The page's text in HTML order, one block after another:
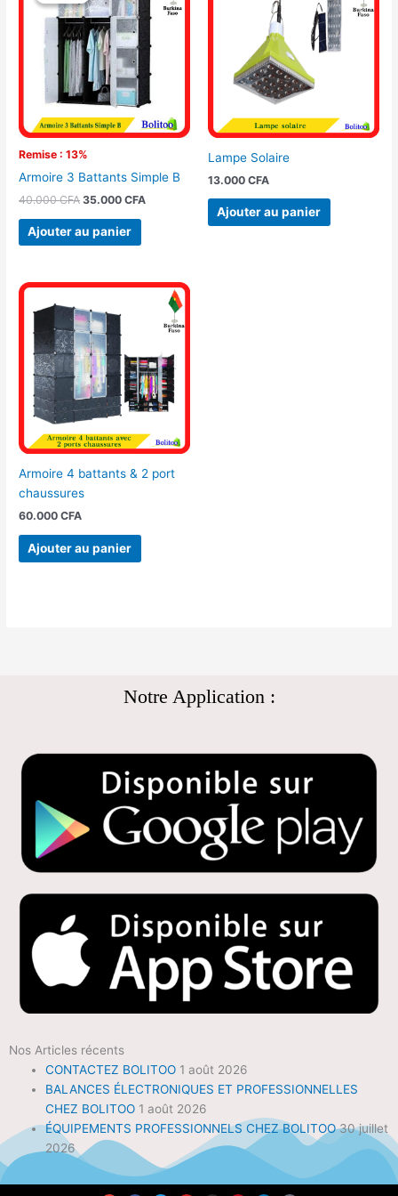
Remise : 13%
Armoire 3 Battants Simple B
40.000CFA
était :
40.000 CFA.
35.000CFA
est :
Ajouter au panier
Lampe Solaire
13.000 CFA
Ajouter au panier
Armoire 4 battants & 2 port
chaussures
60.000CFA
Ajouter au panier
Notre Application :
Nos Articles récents
CONTACTEZ BOLITOO 1 août 2026
BALANCES ÉLECTRONIQUES ET PROFESSIONNELLES
CHEZ BOLITOO 1 août 2026
ÉQUIPEMENTS PROFESSIONNELS CHEZ BOLITOO 30 juillet
2026